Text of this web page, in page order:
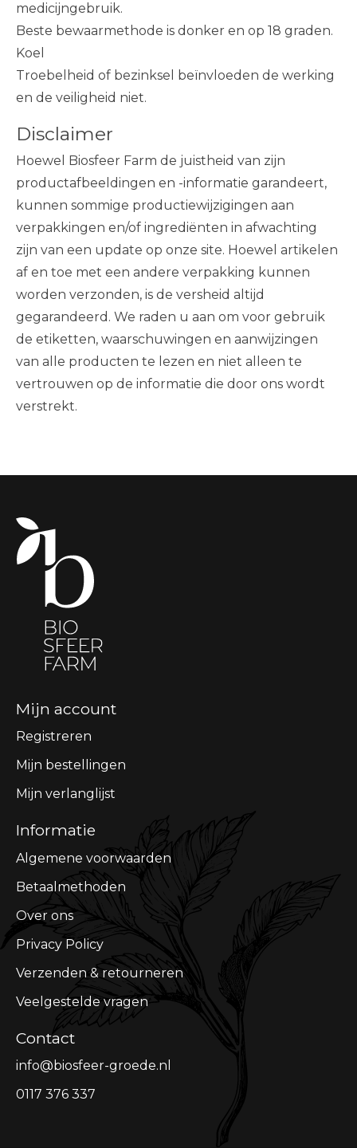
medicijngebruik.
Beste bewaarmethode is donker en op 18 graden.
Koel
Troebelheid of bezinksel beïnvloeden de werking
en de veiligheid niet.
Disclaimer
Hoewel Biosfeer Farm de juistheid van zijn
productafbeeldingen en -informatie garandeert,
kunnen sommige productiewijzigingen aan
verpakkingen en/of ingrediënten in afwachting
zijn van een update op onze site. Hoewel artikelen
af ​​en toe met een andere verpakking kunnen
worden verzonden, is de versheid altijd
gegarandeerd. We raden u aan om voor gebruik
de etiketten, waarschuwingen en aanwijzingen
van alle producten te lezen en niet alleen te
vertrouwen op de informatie die door ons wordt
verstrekt.
Mijn account
Registreren
Mijn bestellingen
Mijn verlanglijst
Informatie
Algemene voorwaarden
Betaalmethoden
Over ons
Privacy Policy
Verzenden & retourneren
Veelgestelde vragen
Contact
info@biosfeer-groede.nl
0117 376 337